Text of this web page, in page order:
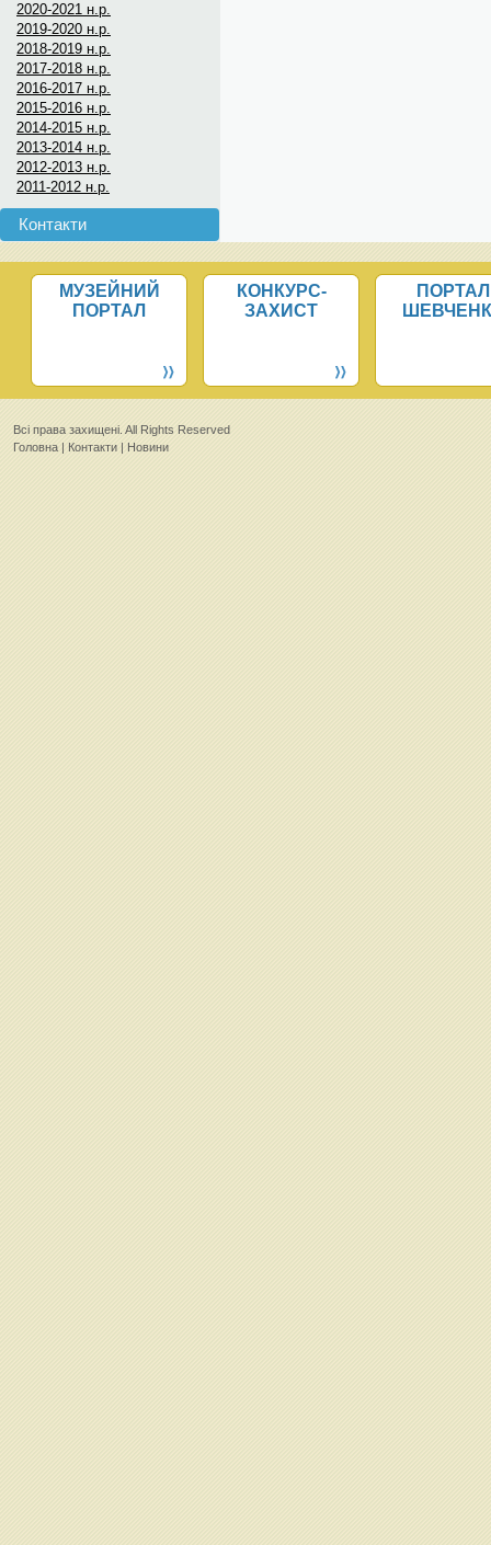
2020-2021 н.р.
2019-2020 н.р.
2018-2019 н.р.
2017-2018 н.р.
2016-2017 н.р.
2015-2016 н.р.
2014-2015 н.р.
2013-2014 н.р.
2012-2013 н.р.
2011-2012 н.р.
Контакти
МУЗЕЙНИЙ
ПОРТАЛ
КОНКУРС-
ЗАХИСТ
ПОРТАЛ
Всi права захищенi. All Rights Reserved
Головна | Контакти | Новини